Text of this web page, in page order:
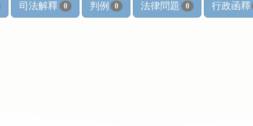
司法解釋 0 判例 0 法律問題 0 行政函釋